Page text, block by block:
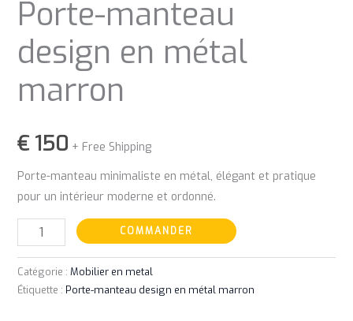
Porte-manteau
design en métal
marron
€150 + Free Shipping
Porte-manteau minimaliste en métal, élégant et pratique
pour un intérieur moderne et ordonné.
COMMANDER
Catégorie : Mobilier en metal
Étiquette : Porte-manteau design en métal marron